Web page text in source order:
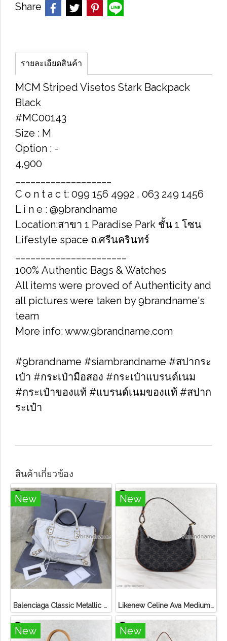
Share
รายละเอียดสินค้า
MCM Striped Visetos Stark Backpack
Black
#MC00143
Size : M
Option : -
4,900
C o n t a c t: 099 156 4992 , 063 249 1456
L i n e : @9brandname
Location:สาขา 1 Paradise Park ชั้น 1 โซน
Lifestyle space ถ.ศรีนครินทร์
100% Authentic Bags & Watches
All items were proved of Authenticity and
all pictures were taken by 9brandname's
team
More info: www.9brandname.com
#9brandname #siambrandname #สปากระ
เป๋า #กระเป๋ามือสอง #กระเป๋าแบรนด์เนม
#กระเป๋าของแท้ #แบรนด์เนมของแท้ #สปาก
ระเป๋า
สินค้าเกี่ยวข้อง
New
Balenciaga Classic Metallic Edge City Bag
New
Likenew Celine Ava Medium Triomphe Canvas
New New